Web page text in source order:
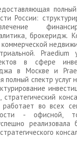
России:
брокеридж.
Praedium
в сфере
в Москве и
полный спектр услуг
во всех
- офисной,
реализовала